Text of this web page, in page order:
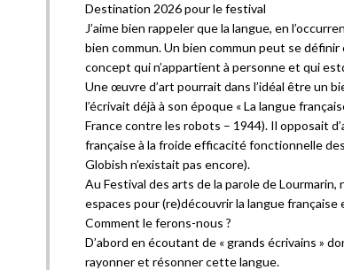
Destination 2026 pour le festival
J’aime bien rappeler que la langue, en
bien commun. Un bien commun peut se
concept qui n’appartient à personne et qui
Une œuvre d’art pourrait dans l’idéal être un
l’écrivait déjà à son époque « La langue
France contre les robots – 1944). Il opposait
française à la froide efficacité fonctionnelle
Globish n’existait pas encore).
Au Festival des arts de la parole de
espaces pour (re)découvrir la langue
Comment le ferons-nous ?
D’abord en écoutant de « grands écrivains »
rayonner et résonner cette langue.